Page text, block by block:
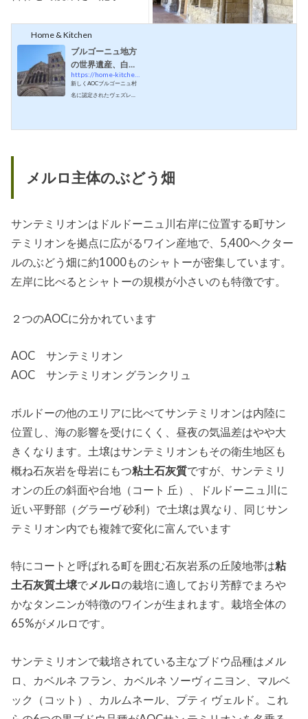
Home & Kitchen
ブルゴーニュ地方
の世界遺産、白ワ
インの村「ヴェズ
レー」の教会と丘
新しくAOCブルゴーニュ村
名に認定されたヴェズレー
に日帰りでも行ける距離の
遺産に登録されたブルゴー
ェズレー(Vezelay)の教会と
ヌから車で１時間半ほど,シ
ャブリに近い（シャブリの
南）ところにあります。サ
ント-マドレーヌ大聖堂(Basi
上に、建立...
メルロ主体のぶどう畑
サンテミリオンはドルドーニュ川右岸に位置する町サン
テミリオンを拠点に広がるワイン産地で、5,400ヘクター
ルのぶどう畑に約1000ものシャトーが密集しています。
左岸に比べるとシャトーの規模が小さいのも特徴です。
２つのAOCに分かれています
AOC サンテミリオン
AOC サンテミリオン グランクリュ
ボルドーの他のエリアに比べてサンテミリオンは内陸に
位置し、海の影響を受けにくく、昼夜の気温差はやや大
きくなります。土壌はサンテミリオンもその衛生地区も
概ね石灰岩を母岩にもつ粘土石灰質ですが、サンテミリ
オンの丘の斜面や台地（コート 丘）、ドルドーニュ川に
近い平野部（グラーヴ 砂利）で土壌は異なり、同じサン
テミリオン内でも複雑で変化に富んでいます
特にコートと呼ばれる町を囲む石灰岩系の丘陵地帯は粘
土石灰質土壌でメルロの栽培に適しており芳醇でまろや
かなタンニンが特徴のワインが生まれます。栽培全体の
65%がメルロです。
サンテミリオンで栽培されている主なブドウ品種はメル
ロ、カベルネ フラン、カベルネ ソーヴィニヨン、マルベ
ック（コット）、カルムネール、プティ ヴェルド。これ